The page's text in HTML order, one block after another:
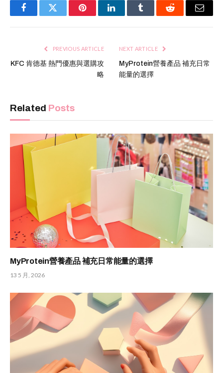
FacebookTwitter PinterestLinkedInTumblr Reddit Email
PREVIOUS ARTICLE
KFC 肯德基 熱門優惠與選購攻
略
NEXT ARTICLE
MyProtein營養產品 補充日常
能量的選擇
Related Posts
MyProtein營養產品 補充日常能量的選擇
13 5 月, 2026